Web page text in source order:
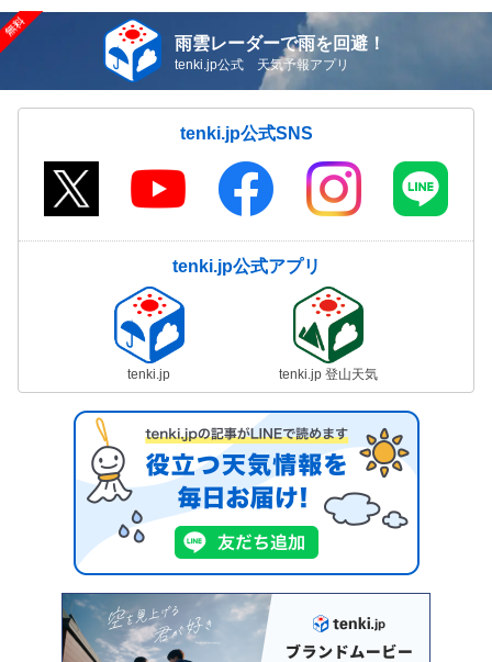
雨雲レーダーで雨を回避！
tenki.jp公式 天気予報アプリ
tenki.jp公式SNS
tenki.jp公式アプリ
tenki.jp tenki.jp 登山天気